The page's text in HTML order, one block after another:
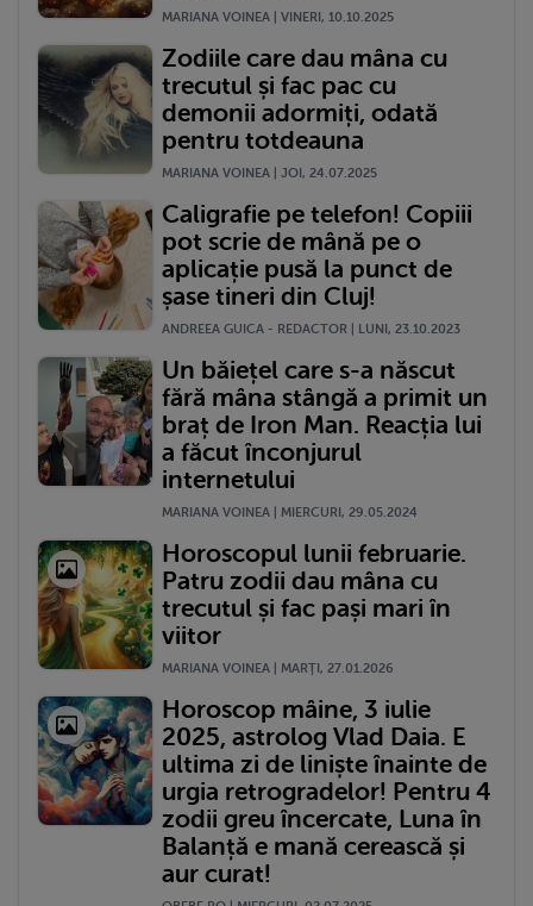
MARIANA VOINEA | VINERI, 10.10.2025
Zodiile care dau mâna cu
trecutul și fac pac cu
demonii adormiți, odată
pentru totdeauna
MARIANA VOINEA | JOI, 24.07.2025
Caligrafie pe telefon! Copiii
pot scrie de mână pe o
aplicație pusă la punct de
șase tineri din Cluj!
ANDREEA GUICA - REDACTOR | LUNI, 23.10.2023
Un băiețel care s-a născut
fără mâna stângă a primit un
braț de Iron Man. Reacția lui
a făcut înconjurul
internetului
MARIANA VOINEA | MIERCURI, 29.05.2024
Horoscopul lunii februarie.
Patru zodii dau mâna cu
trecutul și fac pași mari în
viitor
MARIANA VOINEA | MARŢI, 27.01.2026
Horoscop mâine, 3 iulie
2025, astrolog Vlad Daia. E
ultima zi de liniște înainte de
urgia retrogradelor! Pentru 4
zodii greu încercate, Luna în
Balanță e mană cerească și
aur curat!